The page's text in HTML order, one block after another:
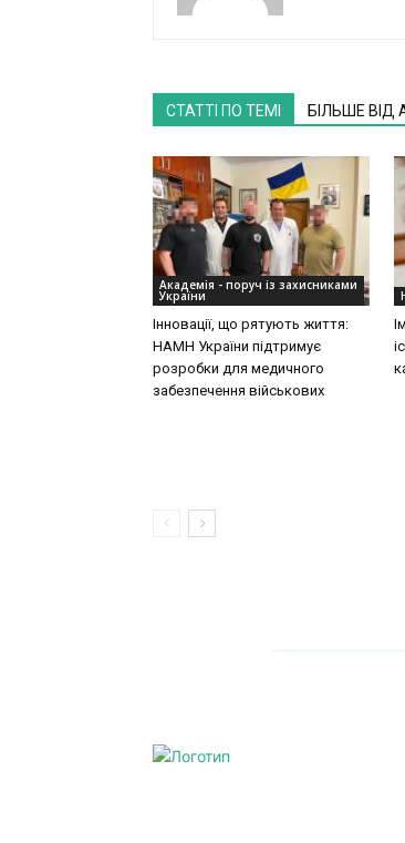
СТАТТІ ПО ТЕМІ БІЛЬШЕ ВІД
Академія - поруч із захисниками
України
Інновації, що рятують життя:
НАМН України підтримує
розробки для медичного
забезпечення військових